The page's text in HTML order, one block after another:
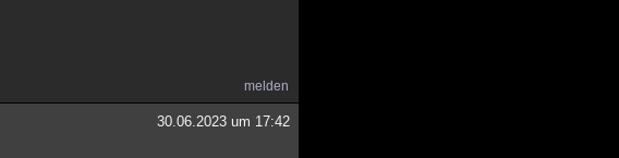
melden
30.06.2023 um 17:42